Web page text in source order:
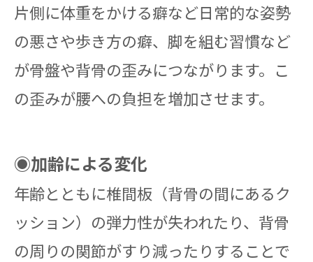
片側に体重をかける癖など日常的な姿勢
の悪さや歩き方の癖、脚を組む習慣など
が骨盤や背骨の歪みにつながります。こ
の歪みが腰への負担を増加させます。
◉加齢による変化
年齢とともに椎間板（背骨の間にあるク
ッション）の弾力性が失われたり、背骨
の周りの関節がすり減ったりすることで